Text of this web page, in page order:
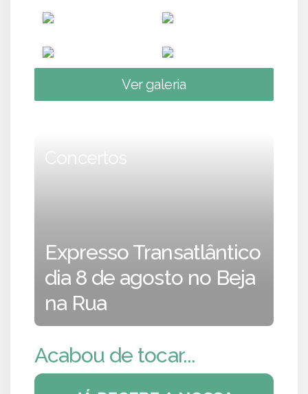
Ver galeria
Concertos
Expresso Transatlântico
dia 8 de agosto no Beja
na Rua
Acabou de tocar...